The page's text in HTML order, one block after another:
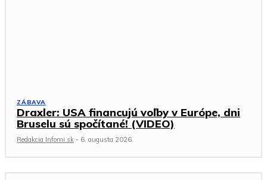
ZÁBAVA
Draxler: USA financujú voľby v Európe, dni
Bruselu sú spočítané! (VIDEO)
Redakcia Infomi.sk - 6. augusta 2026